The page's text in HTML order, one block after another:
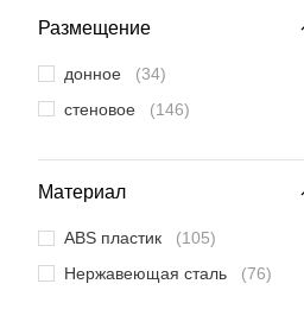
Размещение
донное
(34)
стеновое
(146)
Материал
ABS пластик
(105)
Нержавеющая сталь
(76)